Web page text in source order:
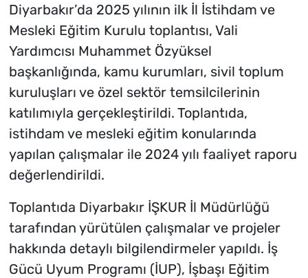
Diyarbakır’da 2025 yılının ilk İl İstihdam ve
Mesleki Eğitim Kurulu toplantısı, Vali
Yardımcısı Muhammet Özyüksel
başkanlığında, kamu kurumları, sivil toplum
kuruluşları ve özel sektör temsilcilerinin
katılımıyla gerçekleştirildi. Toplantıda,
istihdam ve mesleki eğitim konularında
yapılan çalışmalar ile 2024 yılı faaliyet raporu
değerlendirildi.
Toplantıda Diyarbakır İŞKUR İl Müdürlüğü
tarafından yürütülen çalışmalar ve projeler
hakkında detaylı bilgilendirmeler yapıldı. İş
Gücü Uyum Programı (İUP), İşbaşı Eğitim